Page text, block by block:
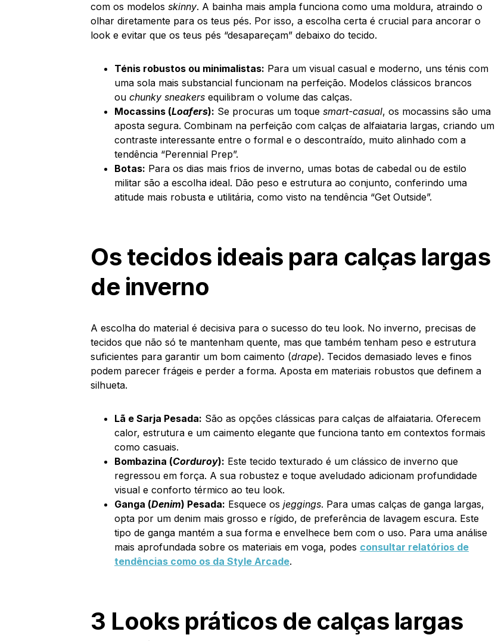
com os modelos skinny. A bainha mais ampla funciona como uma moldura, atraindo o
olhar diretamente para os teus pés. Por isso, a escolha certa é crucial para ancorar o
look e evitar que os teus pés “desapareçam” debaixo do tecido.
Ténis robustos ou minimalistas: Para um visual casual e moderno, uns ténis com
uma sola mais substancial funcionam na perfeição. Modelos clássicos brancos
ou chunky sneakers equilibram o volume das calças.
Mocassins (Loafers): Se procuras um toque smart-casual, os mocassins são uma
aposta segura. Combinam na perfeição com calças de alfaiataria largas, criando um
contraste interessante entre o formal e o descontraído, muito alinhado com a
tendência “Perennial Prep”.
Botas: Para os dias mais frios de inverno, umas botas de cabedal ou de estilo
militar são a escolha ideal. Dão peso e estrutura ao conjunto, conferindo uma
atitude mais robusta e utilitária, como visto na tendência “Get Outside”.
Os tecidos ideais para calças largas
de inverno
A escolha do material é decisiva para o sucesso do teu look. No inverno, precisas de
tecidos que não só te mantenham quente, mas que também tenham peso e estrutura
suficientes para garantir um bom caimento (drape). Tecidos demasiado leves e finos
podem parecer frágeis e perder a forma. Aposta em materiais robustos que definem a
silhueta.
Lã e Sarja Pesada: São as opções clássicas para calças de alfaiataria. Oferecem
calor, estrutura e um caimento elegante que funciona tanto em contextos formais
como casuais.
Bombazina (Corduroy): Este tecido texturado é um clássico de inverno que
regressou em força. A sua robustez e toque aveludado adicionam profundidade
visual e conforto térmico ao teu look.
Ganga (Denim) Pesada: Esquece os jeggings. Para umas calças de ganga largas,
opta por um denim mais grosso e rígido, de preferência de lavagem escura. Este
tipo de ganga mantém a sua forma e envelhece bem com o uso. Para uma análise
mais aprofundada sobre os materiais em voga, podes consultar relatórios de
tendências como os da Style Arcade.
3 Looks práticos de calças largas